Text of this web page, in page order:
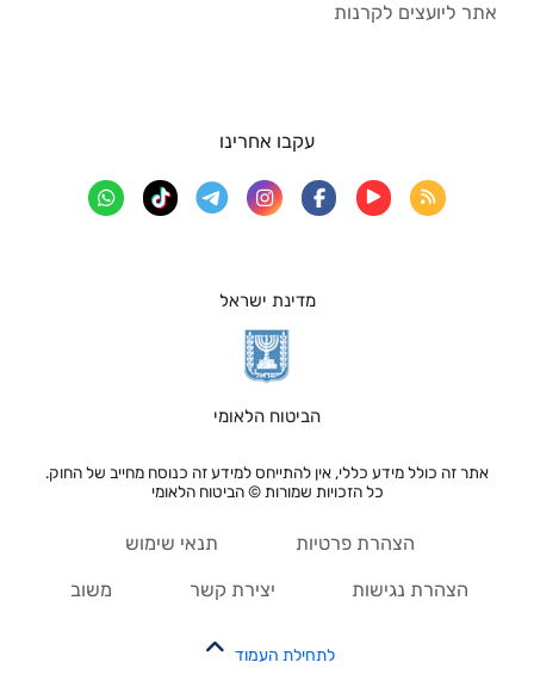
אתר ליועצים לקרנות
מדינת ישראל
הביטוח הלאומי
אתר זה כולל מידע כללי, אין להתייחס למידע זה כנוסח מחייב של החוק.
כל הזכויות שמורות © הביטוח הלאומי
עקבו אחרינו
הצהרת פרטיות תנאי שימוש
הצהרת נגישות יצירת קשר משוב
לתחילת העמוד